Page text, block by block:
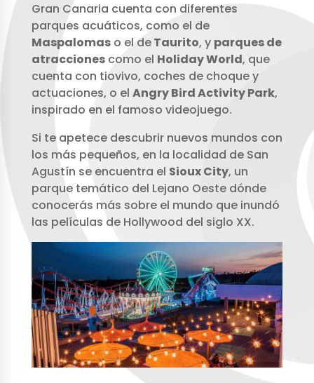
Gran Canaria cuenta con diferentes
parques acuáticos, como el de
Maspalomaso el deTaurito, y parques de
atraccionescomo el Holiday World, que
cuenta con tiovivo, coches de choque y
actuaciones, o el Angry Bird Activity Park,
inspirado en el famoso videojuego.
Si te apetece descubrir nuevos mundos con
los más pequeños, en la localidad de San
Agustín se encuentra el Sioux City, un
parque temático del Lejano Oeste dónde
conocerás más sobre el mundo que inundó
las películas de Hollywood del siglo XX.